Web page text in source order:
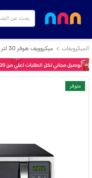
الميكرويفات ميكروويف هوفر 30 لتر - HMW-M30CG-S
متوفر